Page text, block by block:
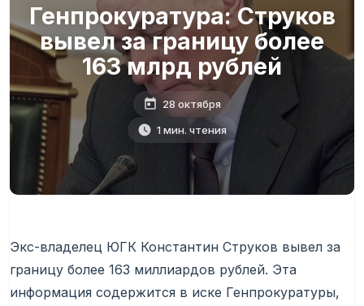
Генпрокуратура: Струков
вывел за границу более
163 млрд рублей
28 октября
1 мин. чтения
Экс-владелец ЮГК Константин Струков вывел за
границу более 163 миллиардов рублей. Эта
информация содержится в иске Генпрокуратуры,